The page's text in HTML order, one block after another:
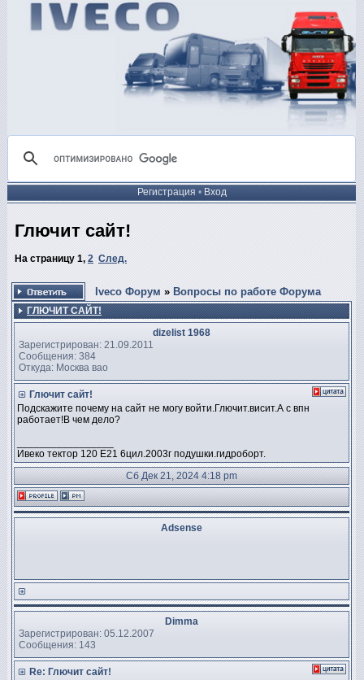
Регистрация • Вход
Глючит сайт!
На страницу 1, 2 След.
Iveco Форум » Вопросы по работе Форума
ГЛЮЧИТ САЙТ!
dizelist 1968
Зарегистрирован: 21.09.2011
Сообщения: 384
Откуда: Москва вао
Глючит сайт!
Подскажите почему на сайт не могу войти.Глючит.висит.А с впн
работает!В чем дело?
Ивеко тектор 120 Е21 6цил.2003г подушки.гидроборт.
Сб Дек 21, 2024 4:18 pm
Adsense
Dimma
Зарегистрирован: 05.12.2007
Сообщения: 143
Re: Глючит сайт!